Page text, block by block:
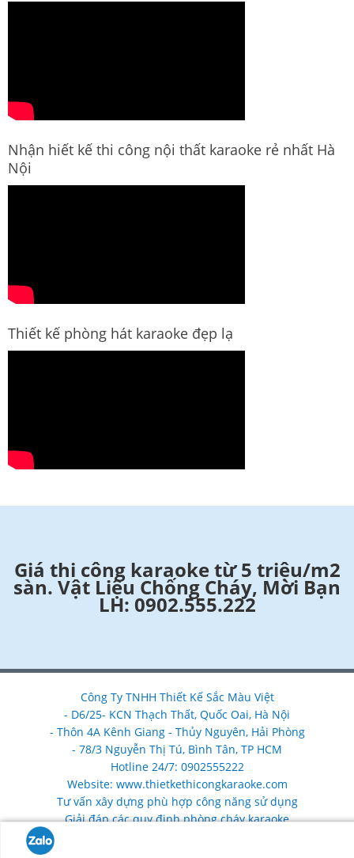
Nhận hiết kế thi công nội thất karaoke rẻ nhất Hà
Nội
Thiết kế phòng hát karaoke đẹp lạ
Giá thi công karaoke từ 5 triệu/m2
sàn. Vật Liệu Chống Cháy, Mời Bạn
LH: 0902.555.222
Công Ty TNHH Thiết Kế Sắc Màu Việt
- D6/25- KCN Thạch Thất, Quốc Oai, Hà Nội
- Thôn 4A Kênh Giang - Thủy Nguyên, Hải Phòng
- 78/3 Nguyễn Thị Tú, Bình Tân, TP HCM
Hotline 24/7: 0902555222
Website: www.thietkethicongkaraoke.com
Tư vấn xây dựng phù hợp công năng sử dụng
Giải đáp các quy định phòng cháy karaoke
Nhận làm mới, nâng cấp, sửa chữa cải tạo phòng karaoke